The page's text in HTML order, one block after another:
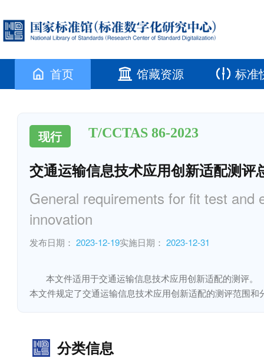
首页 馆藏资源 标准
现行 T/CCTAS 86-2023
交通运输信息技术应用创新适配测评
General requirements for fit test and
innovation
发布日期： 2023-12-19实施日期： 2023-12-31
本文件适用于交通运输信息技术应用创新适配的测评。
本文件规定了交通运输信息技术应用创新适配的测评范围
分类信息